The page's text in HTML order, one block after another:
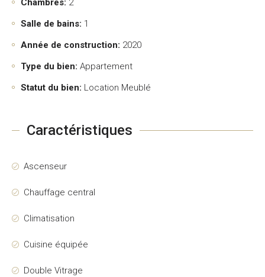
Chambres: 2
Salle de bains: 1
Année de construction: 2020
Type du bien: Appartement
Statut du bien: Location Meublé
Caractéristiques
Ascenseur
Chauffage central
Climatisation
Cuisine équipée
Double Vitrage